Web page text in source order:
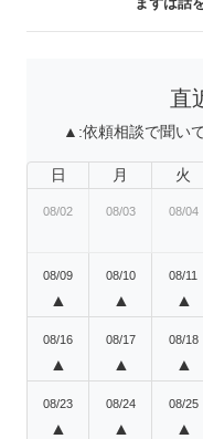
直
▲:依頼相談で聞い
日 月 火
08/02 08/03 08/04
08/09
▲
08/10
▲
08/11
▲
08/16
▲
08/17
▲
08/18
▲
08/23
▲
08/24
▲
08/25
▲